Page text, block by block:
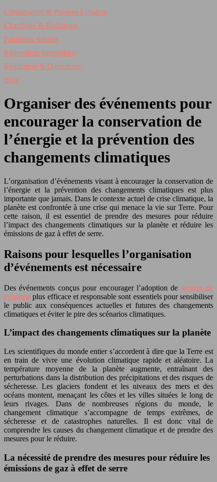
Climatisation & Pompes à chaleur
Chauffage & Radiateurs
Panneaux solaires
Rénovation énergétique
Régulation & Domotique
Blog
Organiser des événements pour
encourager la conservation de
l’énergie et la prévention des
changements climatiques
L’organisation d’événements visant à encourager la conservation de
l’énergie et la prévention des changements climatiques est plus
importante que jamais. Dans le contexte actuel de crise climatique, la
planète est confrontée à une crise qui menace la vie sur Terre. Pour
cette raison, il est essentiel de prendre des mesures pour réduire
l’impact des changements climatiques sur la planète et réduire les
émissions de gaz à effet de serre.
Raisons pour lesquelles l’organisation
d’événements est nécessaire
Des événements conçus pour encourager l’adoption de gestion de
l’énergie plus efficace et responsable sont essentiels pour sensibiliser
le public aux conséquences actuelles et futures des changements
climatiques et éviter le pire des scénarios climatiques.
L’impact des changements climatiques sur la planète
Les scientifiques du monde entier s’accordent à dire que la Terre est
en train de vivre une évolution climatique rapide et aléatoire. La
température moyenne de la planète augmente, entraînant des
perturbations dans la distribution des précipitations et des risques de
sécheresse. Les glaciers fondent et les niveaux des mers et des
océans montent, menaçant les côtes et les villes situées le long de
leurs rivages. Dans de nombreuses régions du monde, le
changement climatique s’accompagne de temps extrêmes, de
sécheresse et de catastrophes naturelles. Il est donc vital de
comprendre les causes du changement climatique et de prendre des
mesures pour le réduire.
La nécessité de prendre des mesures pour réduire les
émissions de gaz à effet de serre